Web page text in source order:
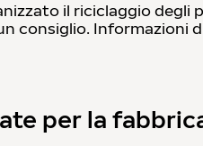
il riciclaggio
consiglio. Informazioni
per la